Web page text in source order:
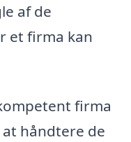
af de
et firma kan
firma
håndtere de